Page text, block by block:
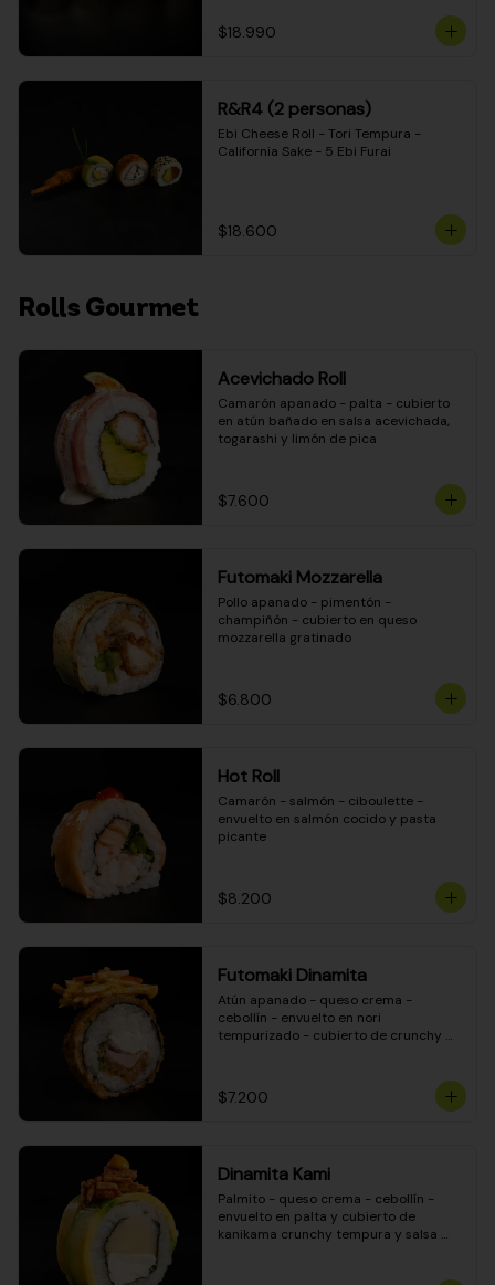
ciboulette) 10 (Pollo teriyaki - palta -
envuelto en queso crema)
$18.990
R&R4 (2 personas)
Ebi Cheese Roll - Tori Tempura -
California Sake - 5 Ebi Furai
$18.600
Rolls Gourmet
Acevichado Roll
Camarón apanado - palta - cubierto
en atún bañado en salsa acevichada,
togarashi y limón de pica
$7.600
Futomaki Mozzarella
Pollo apanado - pimentón -
champiñón - cubierto en queso
mozzarella gratinado
$6.800
Hot Roll
Camarón - salmón - ciboulette -
envuelto en salmón cocido y pasta
picante
$8.200
Futomaki Dinamita
Atún apanado - queso crema -
cebollín - envuelto en nori
tempurizado - cubierto de crunchy
$7.200
Dinamita Kami
Palmito - queso crema - cebollín -
envuelto en palta y cubierto de
kanikama crunchy tempura y salsa